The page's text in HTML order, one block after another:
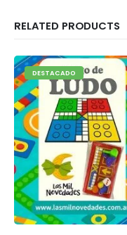
RELATED PRODUCTS
DESTACADO